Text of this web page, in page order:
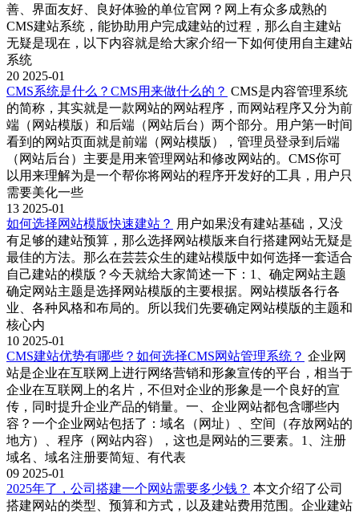
善、界面友好、良好体验的单位官网？网上有众多成熟的
CMS建站系统，能协助用户完成建站的过程，那么自主建站
无疑是现在，以下内容就是给大家介绍一下如何使用自主建站
系统
20 2025-01
CMS系统是什么？CMS用来做什么的？ CMS是内容管理系统
的简称，其实就是一款网站的网站程序，而网站程序又分为前
端（网站模版）和后端（网站后台）两个部分。用户第一时间
看到的网站页面就是前端（网站模版），管理员登录到后端
（网站后台）主要是用来管理网站和修改网站的。CMS你可
以用来理解为是一个帮你将网站的程序开发好的工具，用户只
需要美化一些
13 2025-01
如何选择网站模版快速建站？ 用户如果没有建站基础，又没
有足够的建站预算，那么选择网站模版来自行搭建网站无疑是
最佳的方法。那么在芸芸众生的建站模版中如何选择一套适合
自己建站的模版？今天就给大家简述一下：1、确定网站主题
确定网站主题是选择网站模版的主要根据。网站模版各行各
业、各种风格和布局的。所以我们先要确定网站模版的主题和
核心内
10 2025-01
CMS建站优势有哪些？如何选择CMS网站管理系统？ 企业网
站是企业在互联网上进行网络营销和形象宣传的平台，相当于
企业在互联网上的名片，不但对企业的形象是一个良好的宣
传，同时提升企业产品的销量。一、企业网站都包含哪些内
容？一个企业网站包括了：域名（网址）、空间（存放网站的
地方）、程序（网站内容），这也是网站的三要素。1、注册
域名、域名注册要简短、有代表
09 2025-01
2025年了，公司搭建一个网站需要多少钱？ 本文介绍了公司
搭建网站的类型、预算和方式，以及建站费用范围。企业建站